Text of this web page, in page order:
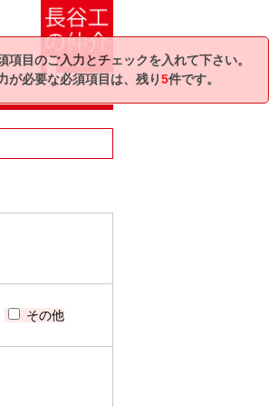
その他
項目のご入力とチェックを入れて下さい。
が必要な必須項目は、残り5件です。